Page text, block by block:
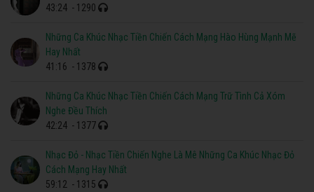
43:24 - 1290
Những Ca Khúc Nhạc Tiền Chiến Cách Mạng Hào Hùng Mạnh Mẽ
Hay Nhất
41:16 - 1378
Những Ca Khúc Nhạc Tiền Chiến Cách Mạng Trữ Tình Cả Xóm
Nghe Đều Thích
42:24 - 1377
Nhạc Đỏ - Nhạc Tiền Chiến Nghe Là Mê Những Ca Khúc Nhạc Đỏ
Cách Mạng Hay Nhất
59:12 - 1315